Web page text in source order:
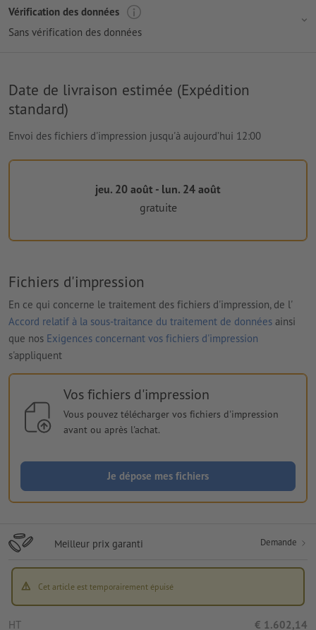
Vérification des données
Sans vérification des données
Date de livraison estimée (Expédition
standard)
Envoi des fichiers d'impression jusqu'à aujourd’hui 12:00
jeu. 20 août - lun. 24 août
gratuite
Fichiers d'impression
En ce qui concerne le traitement des fichiers d'impression, de l'
Accord relatif à la sous-traitance du traitement de données ainsi
que nos Exigences concernant vos fichiers d'impression
s'appliquent
Vos fichiers d'impression
Vous pouvez télécharger vos fichiers d'impression
avant ou après l'achat.
Je dépose mes fichiers
Meilleur prix garanti Demande
Cet article est temporairement épuisé
HT € 1.602,14